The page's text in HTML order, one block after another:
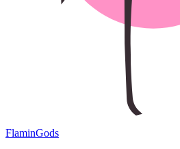
FlaminGods